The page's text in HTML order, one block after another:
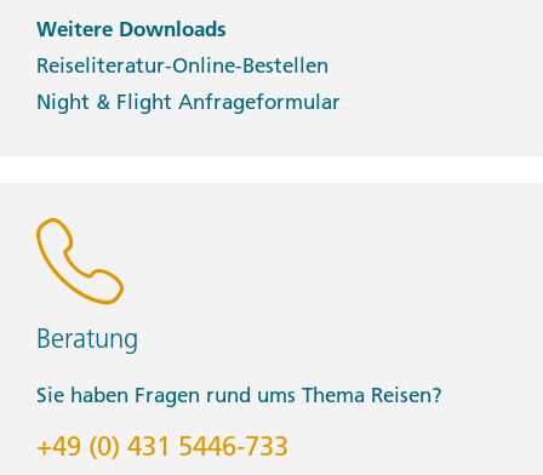
Weitere Downloads
Reiseliteratur-Online-Bestellen
Night & Flight Anfrageformular
Beratung
Sie haben Fragen rund ums Thema Reisen?
+49 (0) 431 5446-733